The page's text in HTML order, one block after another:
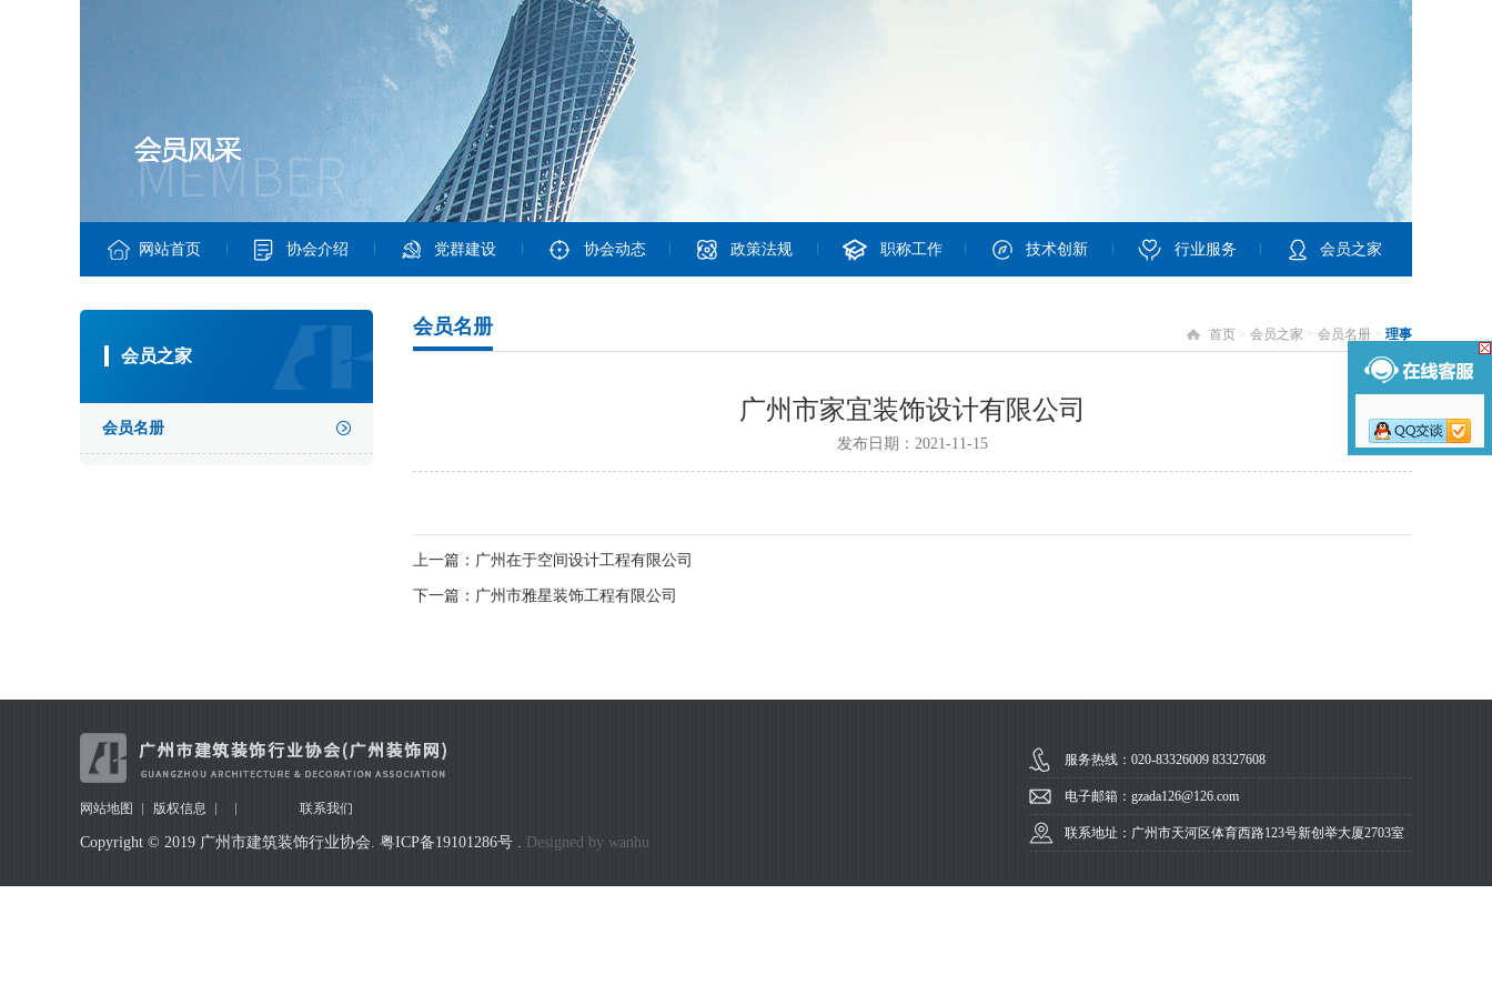
网站首页 协会介绍 党群建设 协会动态 政策法规 职称工作 技术创新 行业服务 会员之家
会员之家
会员名册
首页 > 会员之家 > 会员名册 > 理事
会员名册
广州市家宜装饰设计有限公司
发布日期：2021-11-15
上一篇：广州在于空间设计工程有限公司
下一篇：广州市雅星装饰工程有限公司
网站地图 版权信息 联系我们
Copyright © 2019 广州市建筑装饰行业协会. 粤ICP备19101286号 Designed by wanhu
服务热线：020-83326009 83327608
电子邮箱：gzada126@126.com
联系地址：广州市天河区体育西路123号新创举大厦2703室